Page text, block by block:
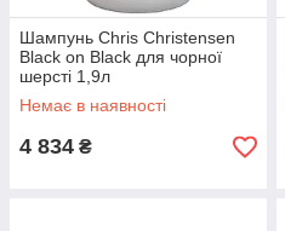
Шампунь Chris Christensen
Black on Black для чорної
шерсті 1,9л
Немає в наявності
4 834 ₴